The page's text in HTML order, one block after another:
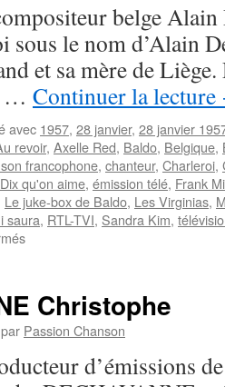
belge
sous le nom d’Alain
et sa mère de Liège.
… Continuer la lecture
avec 1957, 28 janvier, 28 janvier
revoir, Axelle Red, Baldo, Belgique,
francophone, chanteur, Charleroi,
Dix qu'on aime, émission télé, Frank
Le juke-box de Baldo, Les Virginias,
saura, RTL-TVI, Sandra Kim,
sur
Christophe
par Passion Chanson
d’émissions